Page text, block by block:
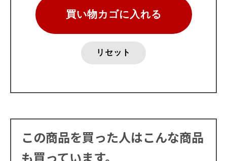
この商品を買った人はこんな商品
も買っています。